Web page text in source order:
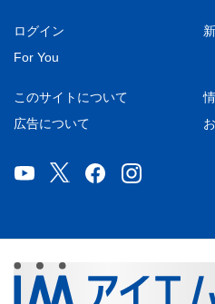
ログイン
For You
このサイトについて
広告について